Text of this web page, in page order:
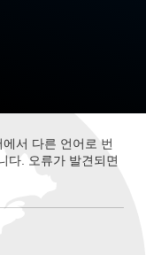
서 다른 언어로 번
다. 오류가 발견되면